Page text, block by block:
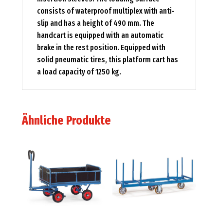
consists of waterproof multiplex with anti-
slip and has a height of 490 mm. The
handcart is equipped with an automatic
brake in the rest position. Equipped with
solid pneumatic tires, this platform cart has
a load capacity of 1250 kg.
Ähnliche Produkte